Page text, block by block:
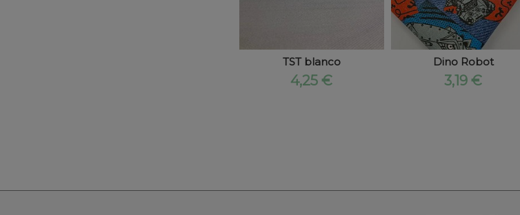
TST blanco
4,25 €
Dino Robot
3,19 €